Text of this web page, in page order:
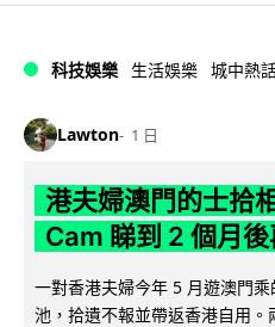
科技娛樂 生活娛樂 城中熱
Lawton 1 日
港夫婦澳門的士拾
Cam 睇到 2 個月
一對香港夫婦今年 5 月遊澳門
池，拾遺不報並帶返香港自用